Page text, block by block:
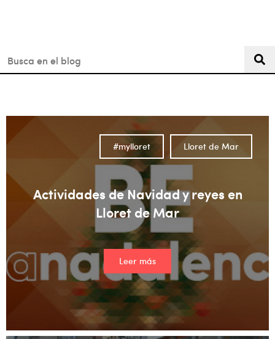
Esto es un campo de búsqueda con una función de texto
Actividades de Navidad y reyes en
Lloret de Mar
Leer más
Lloret de Mar
#mylloret